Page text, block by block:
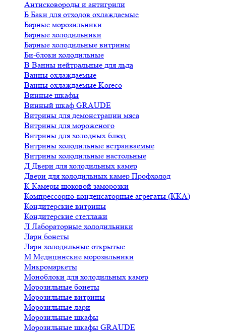
Антисковороды и антигрили
Б Баки для отходов охлаждаемые
Барные морозильники
Барные холодильники
Барные холодильные витрины
Би-блоки холодильные
В Ванны нейтральные для льда
Ванны охлаждаемые
Ванны охлаждаемые Koreco
Винные шкафы
Винный шкаф GRAUDE
Витрины для демонстрации мяса
Витрины для мороженого
Витрины для холодных блюд
Витрины холодильные встраиваемые
Витрины холодильные настольные
Д Двери для холодильных камер
Двери для холодильных камер Профхолод
К Камеры шоковой заморозки
Компрессорно-конденсаторные агрегаты (ККА)
Кондитерские витрины
Кондитерские стеллажи
Л Лабораторные холодильники
Лари бонеты
Лари холодильные открытые
М Медицинские морозильники
Микромаркеты
Моноблоки для холодильных камер
Морозильные бонеты
Морозильные витрины
Морозильные лари
Морозильные шкафы
Морозильные шкафы GRAUDE